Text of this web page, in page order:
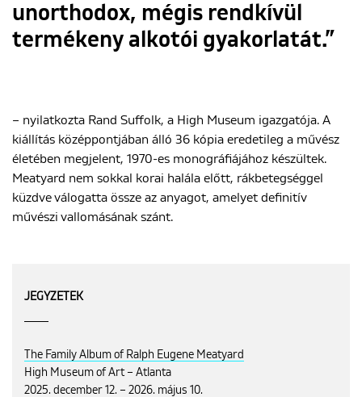
unorthodox, mégis rendkívül
termékeny alkotói gyakorlatát.”
– nyilatkozta Rand Suffolk, a High Museum igazgatója. A
kiállítás középpontjában álló 36 kópia eredetileg a művész
életében megjelent, 1970-es monográfiájához készültek.
Meatyard nem sokkal korai halála előtt, rákbetegséggel
küzdve válogatta össze az anyagot, amelyet definitív
művészi vallomásának szánt.
JEGYZETEK
The Family Album of Ralph Eugene Meatyard
High Museum of Art – Atlanta
2025. december 12. – 2026. május 10.